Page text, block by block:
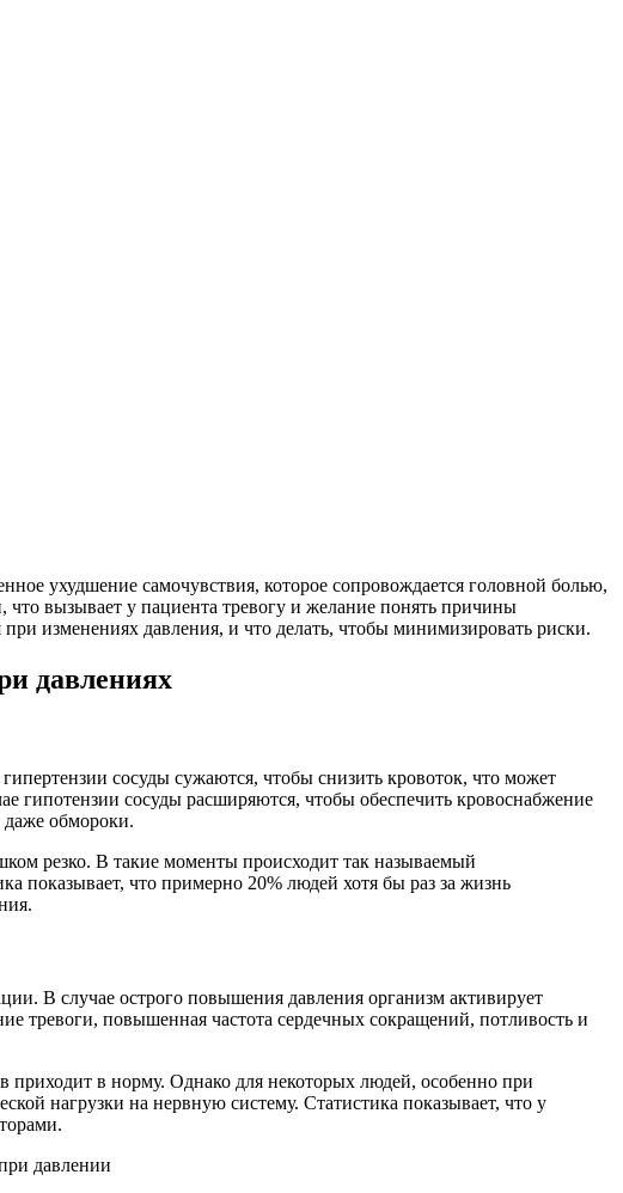
ухудшение самочувствия, которое сопровождается головной болью,
что вызывает у пациента тревогу и желание понять причины
изменениях давления, и что делать, чтобы минимизировать риски.
давлениях
сосуды сужаются, чтобы снизить кровоток, что может
гипотензии сосуды расширяются, чтобы обеспечить кровоснабжение
даже обмороки.
резко. В такие моменты происходит так называемый
показывает, что примерно 20% людей хотя бы раз за жизнь
В случае острого повышения давления организм активирует
тревоги, повышенная частота сердечных сокращений, потливость и
приходит в норму. Однако для некоторых людей, особенно при
нагрузки на нервную систему. Статистика показывает, что у